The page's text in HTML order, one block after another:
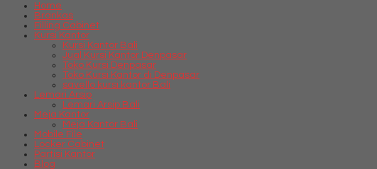
Home
Brankas
Filling Cabinet
Kursi Kantor
Kursi Kantor Bali
Jual Kursi Kantor Denpasar
Toko Kursi Denpasar
Toko Kursi Kantor di Denpasar
savello kursi kantor Bali
Lemari Arsip
Lemari Arsip Bali
Meja Kantor
Meja Kantor Bali
Mobile File
Locker Cabinet
Partisi Kantor
Blog